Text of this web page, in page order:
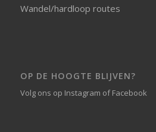
Wandel/hardloop routes
OP DE HOOGTE BLIJVEN?
Volg ons op Instagram ofFacebook